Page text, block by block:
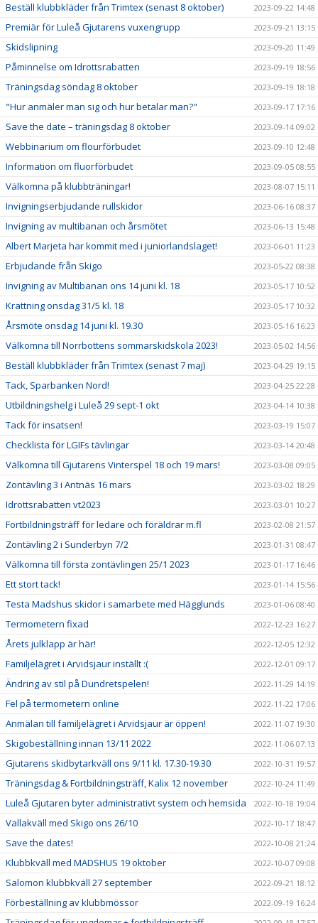
Beställ klubbkläder från Trimtex (senast 8 oktober) 2023-09-22 14:48
Premiär för Luleå Gjutarens vuxengrupp 2023-09-21 13:15
Skidslipning 2023-09-20 11:49
Påminnelse om Idrottsrabatten 2023-09-19 18:56
Träningsdag söndag 8 oktober 2023-09-19 18:18
"Hur anmäler man sig och hur betalar man?" 2023-09-17 17:16
Save the date – träningsdag 8 oktober 2023-09-14 09:02
Webbinarium om flourförbudet 2023-09-10 12:48
Information om fluorförbudet 2023-09-05 08:55
Välkomna på klubbträningar! 2023-08-07 15:11
Invigningserbjudande rullskidor 2023-06-16 08:37
Invigning av multibanan och årsmötet 2023-06-13 15:48
Albert Marjeta har kommit med i juniorlandslaget! 2023-06-01 11:23
Erbjudande från Skigo 2023-05-22 08:38
Invigning av Multibanan ons 14 juni kl. 18 2023-05-17 10:52
Krattning onsdag 31/5 kl. 18 2023-05-17 10:32
Årsmöte onsdag 14 juni kl. 19.30 2023-05-16 16:23
Välkomna till Norrbottens sommarskidskola 2023! 2023-05-02 14:56
Beställ klubbkläder från Trimtex (senast 7 maj) 2023-04-29 19:15
Tack, Sparbanken Nord! 2023-04-25 22:28
Utbildningshelg i Luleå 29 sept-1 okt 2023-04-14 10:38
Tack för insatsen! 2023-03-19 15:07
Checklista för LGIFs tävlingar 2023-03-14 20:48
Välkomna till Gjutarens Vinterspel 18 och 19 mars! 2023-03-08 09:05
Zontävling 3 i Antnäs 16 mars 2023-03-02 18:29
Idrottsrabatten vt2023 2023-03-01 10:27
Fortbildningsträff för ledare och föräldrar m.fl 2023-02-08 21:57
Zontävling 2 i Sunderbyn 7/2 2023-01-31 08:47
Välkomna till första zontävlingen 25/1 2023 2023-01-17 16:46
Ett stort tack! 2023-01-14 15:56
Testa Madshus skidor i samarbete med Hägglunds 2023-01-06 08:40
Termometern fixad 2022-12-23 16:27
Årets julklapp är här! 2022-12-05 12:32
Familjelägret i Arvidsjaur inställt :( 2022-12-01 09:17
Ändring av stil på Dundretspelen! 2022-11-29 14:19
Fel på termometern online 2022-11-22 17:06
Anmälan till familjelägret i Arvidsjaur är öppen! 2022-11-07 19:30
Skigobeställning innan 13/11 2022 2022-11-06 07:13
Gjutarens skidbytarkväll ons 9/11 kl. 17.30-19.30 2022-10-31 19:57
Träningsdag & Fortbildningsträff, Kalix 12 november 2022-10-24 11:49
Luleå Gjutaren byter administrativt system och hemsida 2022-10-18 19:04
Vallakväll med Skigo ons 26/10 2022-10-17 18:47
Save the dates! 2022-10-08 21:24
Klubbkväll med MADSHUS 19 oktober 2022-10-07 09:08
Salomon klubbkväll 27 september 2022-09-21 18:12
Förbeställning av klubbmössor 2022-09-19 16:24